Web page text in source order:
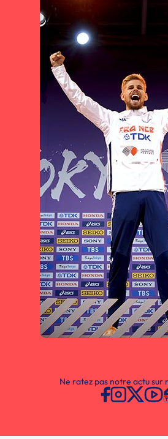
Ne ratez pas notre actu sur